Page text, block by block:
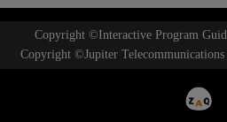
Copyright ©Interactive Program
Copyright ©Jupiter